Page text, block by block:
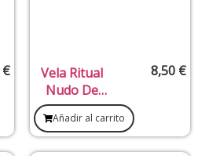
€
Vela Ritual
Nudo De
Brujas
8,50 €
Añadir al carrito